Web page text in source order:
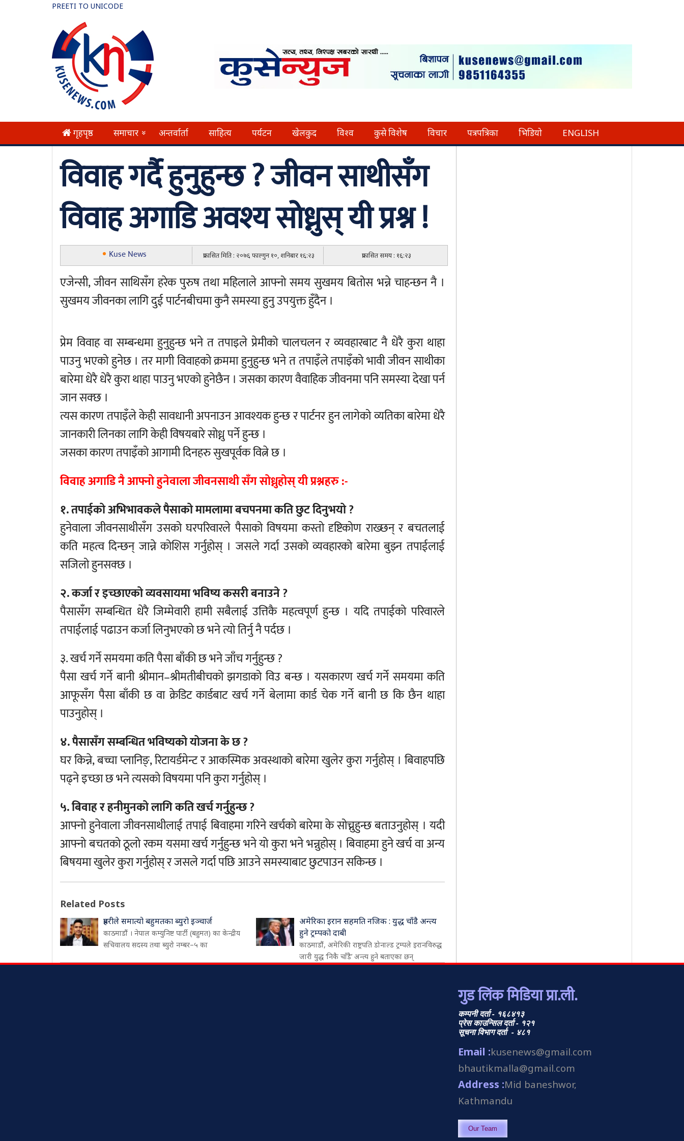
PREETI TO UNICODE
गृहपृष्ठ समाचार » अन्तर्वार्ता साहित्य पर्यटन खेलकुद विश्व कुसे विशेष विचार पत्रपत्रिका भिडियो ENGLISH
विवाह गर्दै हुनुहुन्छ ? जीवन साथीसँग
विवाह अगाडि अवश्य सोध्नुस् यी प्रश्न !
Kuse News प्रकासित मिति : २०७६ फाल्गुन १०, शनिबार १६:२३ प्रकासित समय : १६:२३
एजेन्सी, जीवन साथिसँग हरेक पुरुष तथा महिलाले आफ्नो समय सुखमय बितोस भन्ने चाहन्छन नै ।
सुखमय जीवनका लागि दुई पार्टनबीचमा कुनै समस्या हुनु उपयुक्त हुँदैन ।
प्रेम विवाह वा सम्बन्धमा हुनुहुन्छ भने त तपाइले प्रेमीको चालचलन र व्यवहारबाट नै धेरै कुरा थाहा
पाउनु भएको हुनेछ । तर मागी विवाहको क्रममा हुनुहुन्छ भने त तपाइँले तपाइँको भावी जीवन साथीका
बारेमा धेरै धेरै कुरा थाहा पाउनु भएको हुनेछैन । जसका कारण वैवाहिक जीवनमा पनि समस्या देखा पर्न
जान सक्छ ।
त्यस कारण तपाइँले केही सावधानी अपनाउन आवश्यक हुन्छ र पार्टनर हुन लागेको व्यतिका बारेमा धेरै
जानकारी लिनका लागि केही विषयबारे सोध्नु पर्ने हुन्छ ।
जसका कारण तपाइँको आगामी दिनहरु सुखपूर्वक वित्ने छ ।
विवाह अगाडि नै आफ्नो हुनेवाला जीवनसाथी सँग सोध्नुहोस् यी प्रश्नहरु :-
१. तपाईको अभिभावकले पैसाको मामलामा बचपनमा कति छुट दिनुभयो ?
हुनेवाला जीवनसाथीसँग उसको घरपरिवारले पैसाको विषयमा कस्तो दृष्टिकोण राख्छन् र बचतलाई
कति महत्व दिन्छन् जान्ने कोशिस गर्नुहोस् । जसले गर्दा उसको व्यवहारको बारेमा बुझ्न तपाईलाई
सजिलो हुनसक्छ ।
२. कर्जा र इच्छाएको व्यवसायमा भविष्य कसरी बनाउने ?
पैसासँग सम्बन्धित धेरै जिम्मेवारी हामी सबैलाई उत्तिकै महत्वपूर्ण हुन्छ । यदि तपाईको परिवारले
तपाईलाई पढाउन कर्जा लिनुभएको छ भने त्यो तिर्नु नै पर्दछ ।
३. खर्च गर्ने समयमा कति पैसा बाँकी छ भने जाँच गर्नुहुन्छ ?
पैसा खर्च गर्ने बानी श्रीमान–श्रीमतीबीचको झगडाको विउ बन्छ । यसकारण खर्च गर्ने समयमा कति
आफूसँग पैसा बाँकी छ वा क्रेडिट कार्डबाट खर्च गर्ने बेलामा कार्ड चेक गर्ने बानी छ कि छैन थाहा
पाउनुहोस् ।
४. पैसासँग सम्बन्धित भविष्यको योजना के छ ?
घर किन्ने, बच्चा प्लानिङ्, रिटायर्डमेन्ट र आकस्मिक अवस्थाको बारेमा खुलेर कुरा गर्नुहोस् । बिवाहपछि
पढ्ने इच्छा छ भने त्यसको विषयमा पनि कुरा गर्नुहोस् ।
५. बिवाह र हनीमुनको लागि कति खर्च गर्नुहुन्छ ?
आफ्नो हुनेवाला जीवनसाथीलाई तपाई बिवाहमा गरिने खर्चको बारेमा के सोच्नुहुन्छ बताउनुहोस् । यदी
आफ्नो बचतको ठूलो रकम यसमा खर्च गर्नुहुन्छ भने यो कुरा भने भन्नुहोस् । बिवाहमा हुने खर्च वा अन्य
बिषयमा खुलेर कुरा गर्नुहोस् र जसले गर्दा पछि आउने समस्याबाट छुटपाउन सकिन्छ ।
Related Posts
प्रहरीले समात्यो बहुमतका ब्युरो इञ्चार्ज
काठमाडौं । नेपाल कम्युनिष्ट पार्टी (बहुमत) का केन्द्रीय
सचिवालय सदस्य तथा ब्युरो नम्बर–५ का
अमेरिका इरान सहमति नजिक : युद्ध चाँडै अन्त्य
हुने ट्रम्पको दाबी
काठमाडौं, अमेरिकी राष्ट्रपति डोनाल्ड ट्रम्पले इरानविरुद्ध
जारी युद्ध ‘निकै चाँडै’ अन्त्य हुने बताएका छन्
गुड लिंक मिडिया प्रा.ली.
कम्पनी दर्ता - १६८४१३
प्रेस काउन्सिल दर्ता - १२१
सूचना विभाग दर्ता - ४८१
Email :kusenews@gmail.com
bhautikmalla@gmail.com
Address :Mid baneshwor,
Kathmandu
Our Team